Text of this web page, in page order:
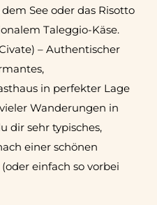
See oder das Risotto
Taleggio-Käse.
– Authentischer
in perfekter Lage
Wanderungen in
dir sehr typisches,
einer schönen
einfach so vorbei